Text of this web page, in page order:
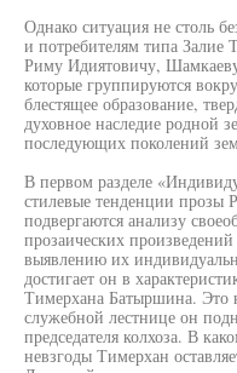
Однако ситуация не столь
и потребителям типа
Риму Идиятовичу,
которые группируются
блестящее образование,
духовное наследие родной
последующих поколений
В первом разделе
стилевые тенденции прозы
подвергаются анализу
прозаических
выявлению их
достигает он в
Тимерхана Батыршина. Это
служебной лестнице он
председателя колхоза. В
невзгоды Тимерхан